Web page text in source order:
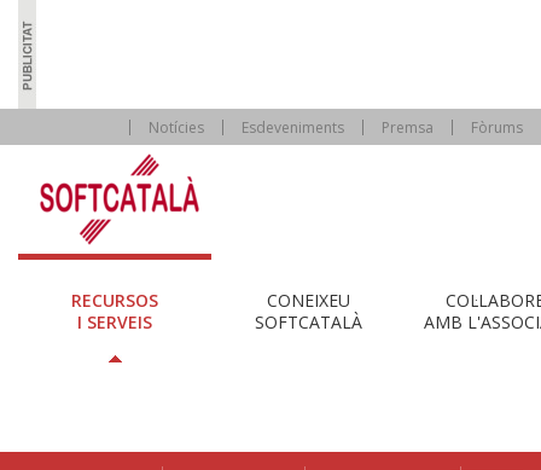
Notícies Esdeveniments Premsa Fòrums
RECURSOS
I SERVEIS
CONEIXEU
SOFTCATALÀ
AMB